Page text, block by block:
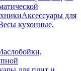
Аксессуары для
кухонные,